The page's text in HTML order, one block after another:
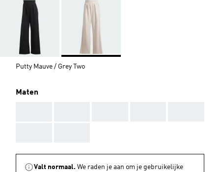
Putty Mauve / Grey Two
Maten
Valt normaal. We raden je aan om je gebruikelijke